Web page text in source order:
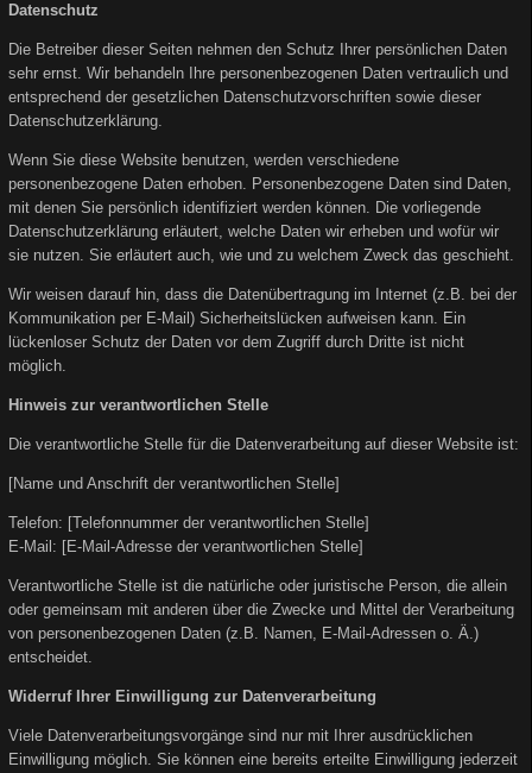
Datenschutz
Die Betreiber dieser Seiten nehmen den Schutz Ihrer persönlichen Daten
sehr ernst. Wir behandeln Ihre personenbezogenen Daten vertraulich und
entsprechend der gesetzlichen Datenschutzvorschriften sowie dieser
Datenschutzerklärung.
Wenn Sie diese Website benutzen, werden verschiedene
personenbezogene Daten erhoben. Personenbezogene Daten sind Daten,
mit denen Sie persönlich identifiziert werden können. Die vorliegende
Datenschutzerklärung erläutert, welche Daten wir erheben und wofür wir
sie nutzen. Sie erläutert auch, wie und zu welchem Zweck das geschieht.
Wir weisen darauf hin, dass die Datenübertragung im Internet (z.B. bei der
Kommunikation per E-Mail) Sicherheitslücken aufweisen kann. Ein
lückenloser Schutz der Daten vor dem Zugriff durch Dritte ist nicht
möglich.
Hinweis zur verantwortlichen Stelle
Die verantwortliche Stelle für die Datenverarbeitung auf dieser Website ist:
[Name und Anschrift der verantwortlichen Stelle]
Telefon: [Telefonnummer der verantwortlichen Stelle]
E-Mail: [E-Mail-Adresse der verantwortlichen Stelle]
Verantwortliche Stelle ist die natürliche oder juristische Person, die allein
oder gemeinsam mit anderen über die Zwecke und Mittel der Verarbeitung
von personenbezogenen Daten (z.B. Namen, E-Mail-Adressen o. Ä.)
entscheidet.
Widerruf Ihrer Einwilligung zur Datenverarbeitung
Viele Datenverarbeitungsvorgänge sind nur mit Ihrer ausdrücklichen
Einwilligung möglich. Sie können eine bereits erteilte Einwilligung jederzeit